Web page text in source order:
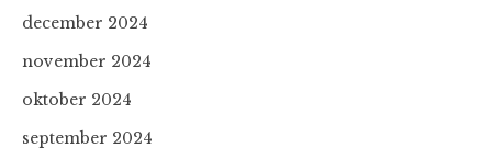
december 2024
november 2024
oktober 2024
september 2024